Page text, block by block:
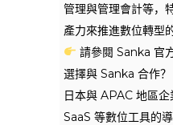
管理與管理會計等，
產力來推進數位轉型
請參閱 Sanka 官
選擇與 Sanka 合作
日本與 APAC 地區
SaaS 等數位工具的